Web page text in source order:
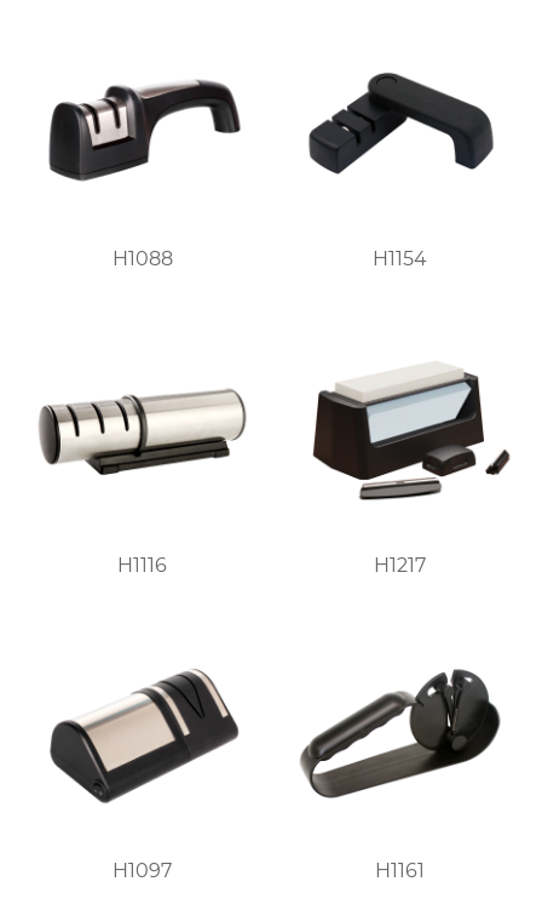
H1088 H1154
H1116 H1217
H1097 H1161